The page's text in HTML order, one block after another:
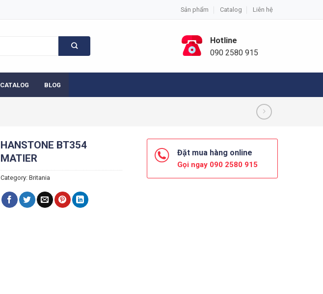
Sản phẩm Catalog Liên hệ
Hotline
090 2580 915
CATALOG BLOG
HANSTONE BT354
MATIER
Category: Britania
Đặt mua hàng online
Gọi ngay 090 2580 915